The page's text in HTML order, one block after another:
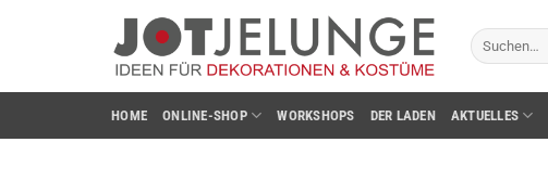
Suchen
nach:
HOME ONLINE-SHOP WORKSHOPS DER LADEN AKTUELLES